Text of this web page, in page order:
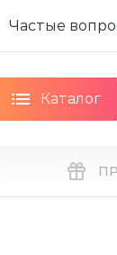
Частые
Каталог